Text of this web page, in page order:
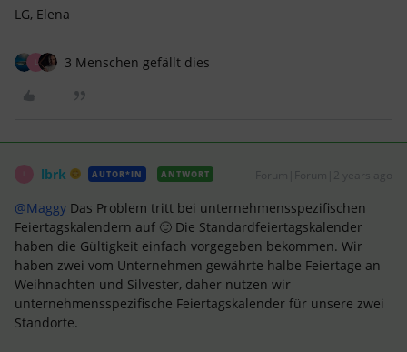
LG, Elena
3 Menschen gefällt dies
lbrk AUTOR*IN ANTWORT
@Maggy Das Problem tritt bei unternehmensspezifischen
Feiertagskalendern auf 🙂 Die Standardfeiertagskalender
haben die Gültigkeit einfach vorgegeben bekommen. Wir
haben zwei vom Unternehmen gewährte halbe Feiertage an
Weihnachten und Silvester, daher nutzen wir
unternehmensspezifische Feiertagskalender für unsere zwei
Standorte.